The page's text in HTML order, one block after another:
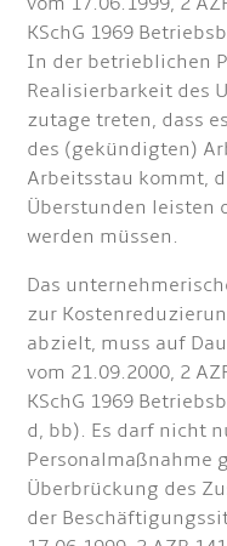
KSchG 1969
In der betrieblichen
Realisierbarkeit des
zutage treten, dass
des (gekündigten)
Arbeitsstau kommt,
Überstunden leisten
werden müssen.
Das
zur
abzielt, muss auf
vom 21.09.2000, 2
KSchG 1969
d, bb). Es darf nicht
Personalmaßnahme
Überbrückung des
der